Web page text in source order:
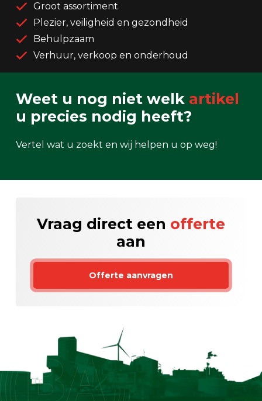
Groot assortiment
Plezier, veiligheid en gezondheid
Behulpzaam
Verhuur, verkoop en onderhoud
Weet u nog niet welk artikel
u precies nodig heeft?
Vertel wat u zoekt en wij helpen u op weg!
Vraag direct een offerte
aan
Offerte aanvragen